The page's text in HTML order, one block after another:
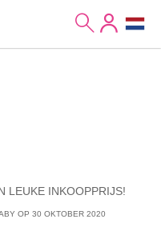
LEUKE INKOOPPRIJS!
OP 30 OKTOBER 2020